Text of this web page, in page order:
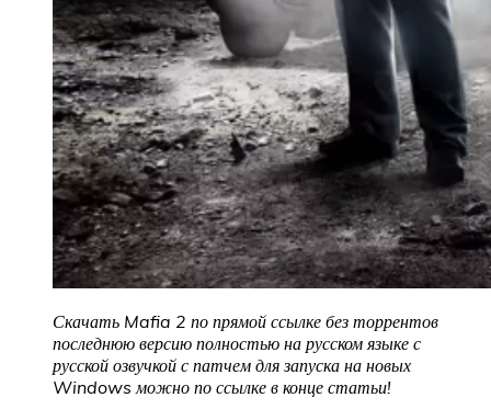
Скачать Mafia 2 по прямой ссылке без торрентов
последнюю версию полностью на русском языке с
русской озвучкой с патчем для запуска на новых
Windows можно по ссылке в конце статьи!